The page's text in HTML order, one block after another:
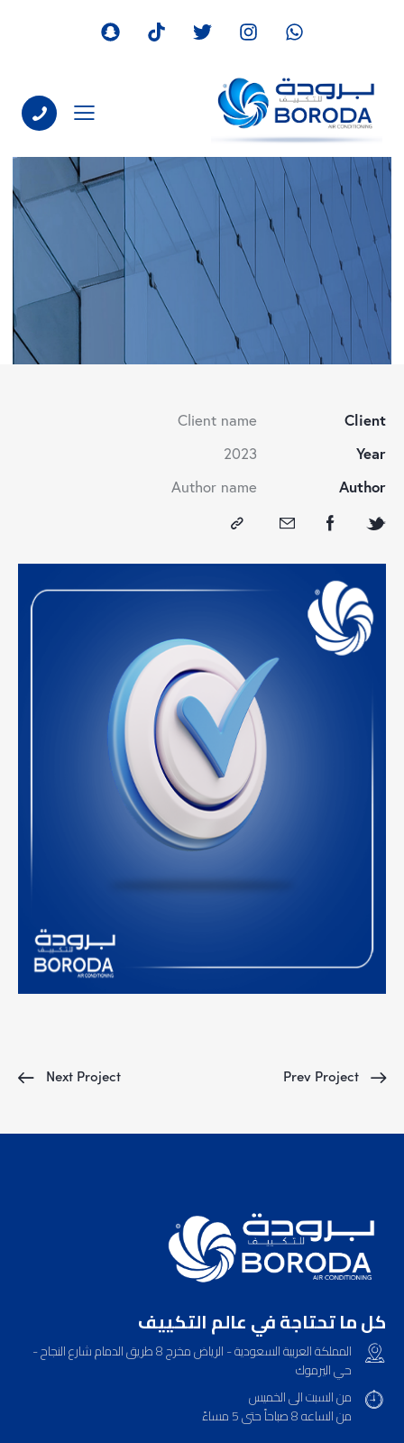
Client
Client name
Year
2023
Author
Author name
Prev Project
Next Project
ﻛﻞ ﻣﺎ ﺗﺤﺘﺎﺟﺔ ﻓﻲ ﻋﺎﻟﻢ اﻟﺘﻜﻴﻴﻒ
المملكة العربية السعودية - الرياض مخرج 8 طريق الدمام شارع النجاح -
حي اليرموك
من السبت الى الخميس
من الساعه 8 صباحاً حتى 5 مساءً